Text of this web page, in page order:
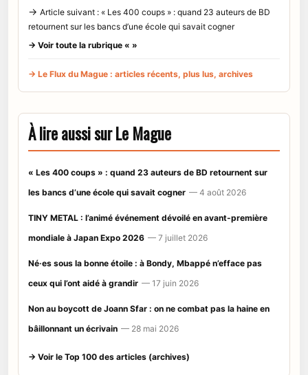
→ Article suivant : « Les 400 coups » : quand 23 auteurs de BD
retournent sur les bancs d’une école qui savait cogner
→ Voir toute la rubrique « »
→ Le Flux du Mague : articles récents, plus lus, archives
À lire aussi sur Le Mague
« Les 400 coups » : quand 23 auteurs de BD retournent sur
les bancs d’une école qui savait cogner — 4 août 2026
TINY METAL : l’animé événement dévoilé en avant-première
mondiale à Japan Expo 2026 — 7 juillet 2026
Né·es sous la bonne étoile : à Bondy, Mbappé n’efface pas
ceux qui l’ont aidé à grandir — 17 juin 2026
Non au boycott de Joann Sfar : on ne combat pas la haine en
bâillonnant un écrivain — 28 mai 2026
→ Voir le Top 100 des articles (archives)